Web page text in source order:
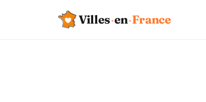
Villes·en·France